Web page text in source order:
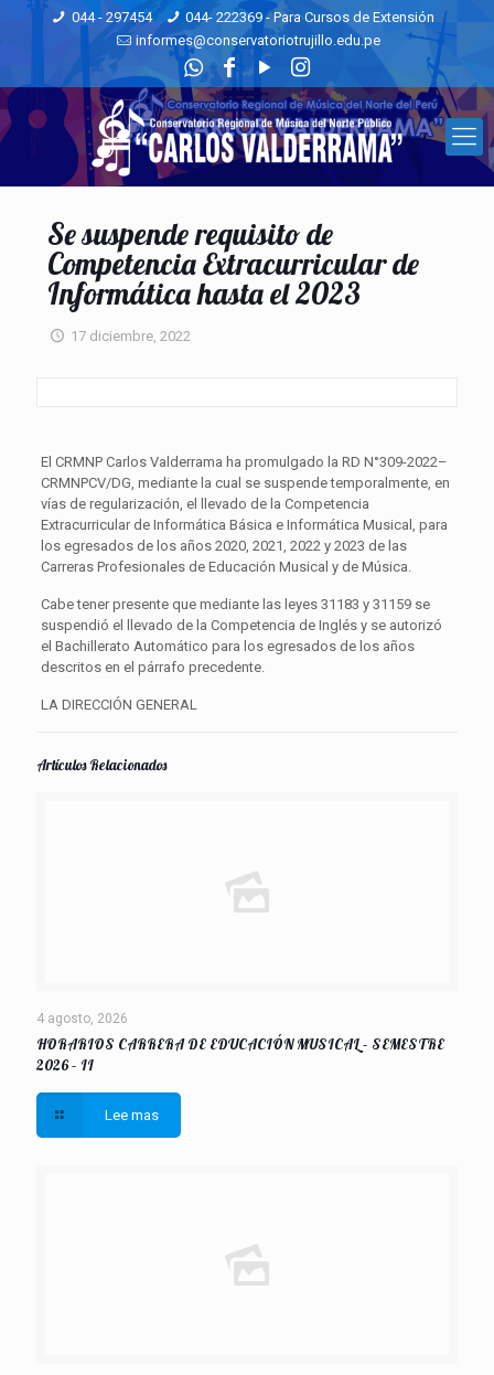
044 - 297454
044- 222369 - Para Cursos de Extensión
informes@conservatoriotrujillo.edu.pe
Se suspende requisito de
Competencia Extracurricular de
Informática hasta el 2023
17 diciembre, 2022
El CRMNP Carlos Valderrama ha promulgado la RD N°309-2022–
CRMNPCV/DG, mediante la cual se suspende temporalmente, en
vías de regularización, el llevado de la Competencia
Extracurricular de Informática Básica e Informática Musical, para
los egresados de los años 2020, 2021, 2022 y 2023 de las
Carreras Profesionales de Educación Musical y de Música.
Cabe tener presente que mediante las leyes 31183 y 31159 se
suspendió el llevado de la Competencia de Inglés y se autorizó
el Bachillerato Automático para los egresados de los años
descritos en el párrafo precedente.
LA DIRECCIÓN GENERAL
Artículos Relacionados
4 agosto, 2026
HORARIOS CARRERA DE EDUCACIÓN MUSICAL – SEMESTRE
2026 – II
Lee mas